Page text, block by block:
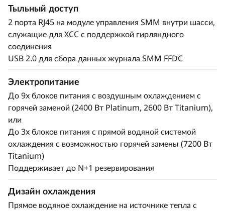
обеспечения с различными компонентами
Lenovo и сторонних производителей.
Система Lenovo intelligent Computing
Orchestration (LiCO) способна поддерживать
многочисленных пользователей и
масштабироваться в среде отдельно взятого
использовать отдельный кластер для
поддержки разнообразных рабочих нагрузок.
Тыльный доступ
2 порта RJ45 на модуле управления SMM внутри шасси,
служащие для XCC с поддержкой гирляндного
соединения
USB 2.0 для сбора данных журнала SMM FFDC
Электропитание
До 9x блоков питания с воздушным охлаждением с
горячей заменой (2400 Вт Platinum, 2600 Вт Titanium),
или
До 3x блоков питания с прямой водяной системой
охлаждения с возможностью горячей замены (7200 Вт
Titanium)
Поддерживает до N+1 резервирования
Дизайн охлаждения
Прямое водяное охлаждение на источнике тепла с